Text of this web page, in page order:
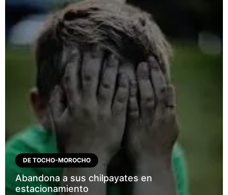
DE TOCHO-MOROCHO
Abandona a sus chilpayates en
estacionamiento